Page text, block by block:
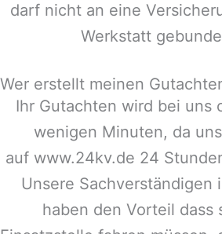
darf nicht an eine
Werkstatt
Wer erstellt meinen
Ihr Gutachten wird bei uns
wenigen Minuten, da
auf www.24kv.de 24
Unsere Sachverständigen
haben den Vorteil dass